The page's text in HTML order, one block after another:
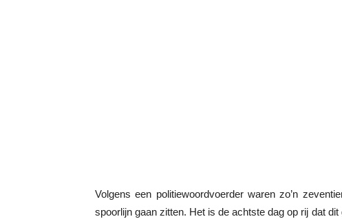
Volgens een politiewoordvoerder waren zo’n
spoorlijn gaan zitten. Het is de achtste dag op rij dat